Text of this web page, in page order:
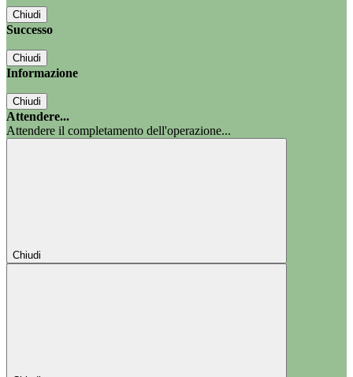
Chiudi
Successo
Chiudi
Informazione
Chiudi
Attendere...
Attendere il completamento dell'operazione...
Chiudi